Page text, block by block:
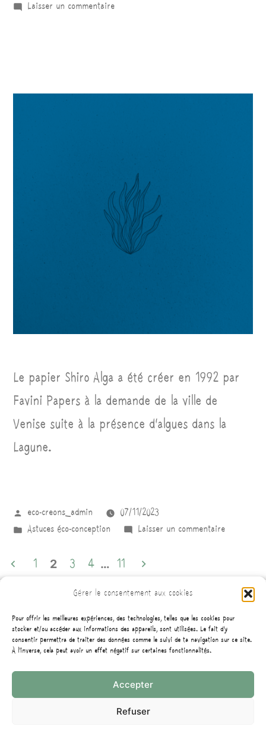
Gérer le consentement aux cookies
Pour offrir les meilleures expériences, des technologies, telles que les cookies pour
stocker et/ou accéder aux informations des appareils, sont utilisées. Le fait d'y
consentir permettra de traiter des données comme le suivi de ta navigation sur ce site.
À l'inverse, cela peut avoir un effet négatif sur certaines fonctionnalités.
Accepter
Refuser
Laisser un commentaire
Le papier Shiro Alga a été créer en 1992 par
Favini Papers à la demande de la ville de
Venise suite à la présence d’algues dans la
Lagune.
eco-creons_admin
07/11/2023
Astuces éco-conception
Laisser un commentaire
1 2 3 4 … 11
Retrouvez les articles rapidement